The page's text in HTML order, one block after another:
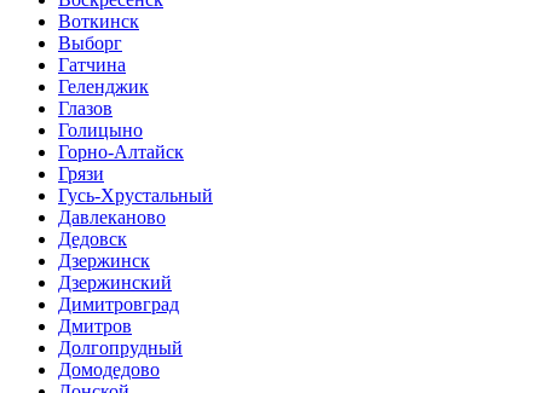
Воткинск
Выборг
Гатчина
Геленджик
Глазов
Голицыно
Горно-Алтайск
Грязи
Гусь-Хрустальный
Давлеканово
Дедовск
Дзержинск
Дзержинский
Димитровград
Дмитров
Долгопрудный
Домодедово